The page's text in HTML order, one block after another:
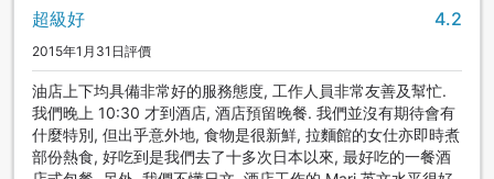
超級好 4.2
2015年1月31日評價
油店上下均具備非常好的服務態度, 工作人員非常友善及幫忙.
我們晚上 10:30 才到酒店, 酒店預留晚餐. 我們並沒有期待會有
什麼特別, 但出乎意外地, 食物是很新鮮, 拉麵館的女仕亦即時煮
部份熱食, 好吃到是我們去了十多次日本以來, 最好吃的一餐酒